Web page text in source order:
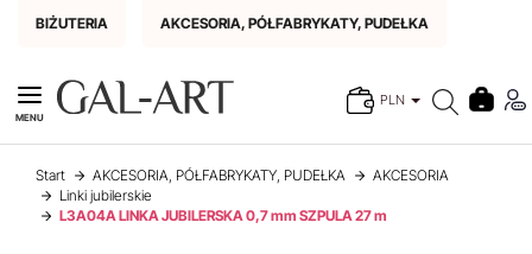
BIŻUTERIA AKCESORIA, PÓŁFABRYKATY, PUDEŁKA
PLN
MENU
Start AKCESORIA, PÓŁFABRYKATY, PUDEŁKA
AKCESORIA
Linki jubilerskie
L3A04A LINKA JUBILERSKA 0,7 mm SZPULA 27 m